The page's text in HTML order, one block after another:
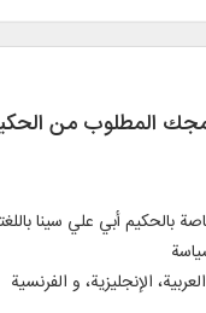
المطلوب من
شرح، ترجمة و حاشية في ۱۰۰ مجلد من